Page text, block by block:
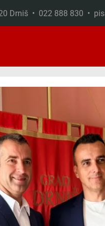
Drniš • 022 888 830 •